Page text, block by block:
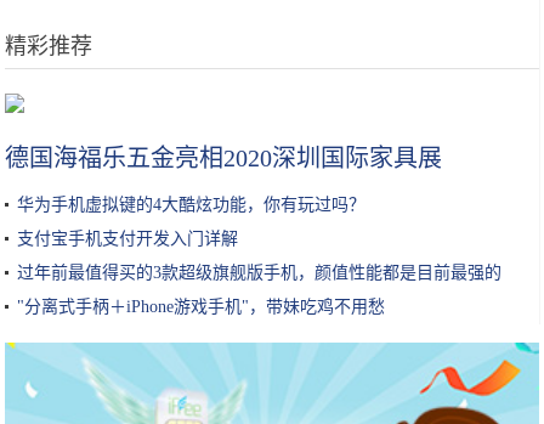
精彩推荐
只花8毛钱，自己在家就能做的润肤油！冬季预防手脚干裂效果棒！
德国海福乐五金亮相2020深圳国际家具展
华为手机虚拟键的4大酷炫功能，你有玩过吗？
支付宝手机支付开发入门详解
过年前最值得买的3款超级旗舰版手机，颜值性能都是目前最强的
"分离式手柄＋iPhone游戏手机"，带妹吃鸡不用愁